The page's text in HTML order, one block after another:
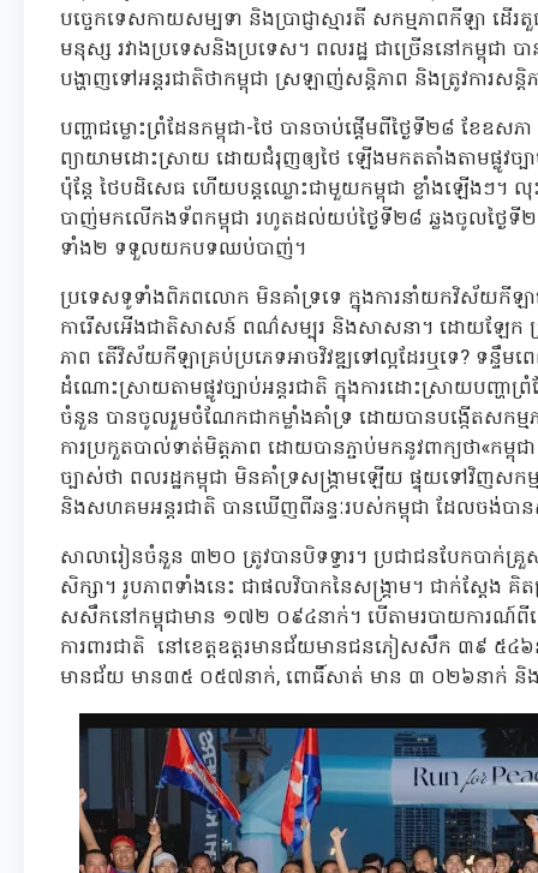
បច្ចេកទេសកាយសម្បទា និងប្រាជ្ញាស្មារតី សកម្មភាពកីឡា ដ
មនុស្ស រវាងប្រទេសនិងប្រទេស។ ពលរដ្ឋ ជាច្រើននៅកម្ពុជា ប
បង្ហាញទៅអន្ដរជាតិថាកម្ពុជា ស្រឡាញ់សន្ដិភាព និងត្រូវការសន្ដិ
បញ្ហាជម្លោះព្រំដែនកម្ពុជា-ថៃ បានចាប់ផ្ដើមពីថ្ងៃទី២៨ ខែឧសភ
ព្យាយាមដោះស្រាយ ដោយជំរុញឲ្យថៃ ឡើងមកតតាំងតាមផ្លូវច្ប
ប៉ុន្ដែ ថៃបដិសេធ ហើយបន្ដឈ្លោះជាមួយកម្ពុជា ខ្លាំងឡើងៗ។
បាញ់មកលើកងទ័ពកម្ពុជា រហូតដល់យប់ថ្ងៃទី២៨ ឆ្លងចូលថ្ងៃទី២៩
ទាំង២ ទទួលយកបទឈប់បាញ់។
ប្រទេសទូទាំងពិភពលោក មិនគាំទ្រទេ ក្នុងការនាំយកវិស័យកី
ការើសអើងជាតិសាសន៍ ពណ៌សម្បុរ និងសាសនា។ ដោយឡែក ប្
ភាព តើវិស័យកីឡាគ្រប់ប្រភេទអាចវិវឌ្ឍទៅល្អដែរឬទេ? ទន្ទឹមព
ដំណោះស្រាយតាមផ្លូវច្បាប់អន្ដរជាតិ ក្នុងការដោះស្រាយបញ្ហ
ចំនួន បានចូលរួមចំណែកជាកម្លាំងគាំទ្រ ដោយបានបង្កើតសកម្មភ
ការប្រកួតបាល់ទាត់មិត្តភាព ដោយបានភ្ជាប់មកនូវពាក្យថា«កម្ពុ
ច្បាស់ថា ពលរដ្ឋកម្ពុជា មិនគាំទ្រសង្គ្រាមឡើយ ផ្ទុយទៅវិញសក
និងសហគមអន្ដរជាតិ បានឃើញពីឆន្ទៈរបស់កម្ពុជា ដែលចង់បា
សាលារៀនចំនួន ៣២០ ត្រូវបានបិទទ្វារ។ ប្រជាជនបែកបាក់គ្
សិក្សា។ រូបភាពទាំងនេះ ជាផលវិបាកនៃសង្គ្រាម។ ជាក់ស្ដែង
សសឹកនៅកម្ពុជាមាន ១៧២ ០៩៤នាក់។ បើតាមរបាយការណ៍ពី
ការពារជាតិ នៅខេត្តឧត្តរមានជ័យមានជនភៀសសឹក ៣៩ ៥៤៦
មានជ័យ មាន៣៥ ០៥៧នាក់, ពោធិ៍សាត់ មាន ៣ ០២៦នាក់ និ